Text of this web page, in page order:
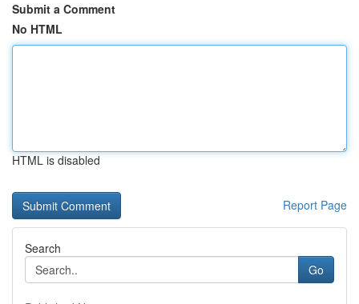
Submit a Comment
No HTML
HTML is disabled
Report Page
Search
Go